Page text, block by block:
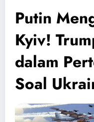
Putin
Kyiv!
dalam
Soal